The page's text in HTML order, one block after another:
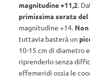
magnitudine +11,2.
primissima serata del
magnitudine +14.
tuttavia basterà un
10-15 cm di diametro
riprenderlo senza
effemeridi ossia le